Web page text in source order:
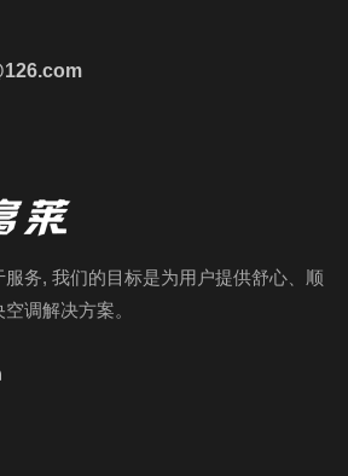
务, 我们的目标是为用户提供舒心、顺
调解决方案。